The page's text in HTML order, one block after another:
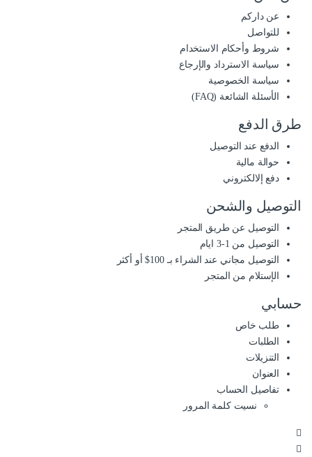
عن داركم
للتواصل
شروط وأحكام الاستخدام
سياسة الاسترداد والإرجاع
سياسة الخصوصية
الأسئلة الشائعة (FAQ)
طرق الدفع
الدفع عند التوصيل
حوالة مالية
دفع إلالكتروني
التوصيل والشحن
التوصيل عن طريق المتجر
التوصيل من 1-3 ايام
التوصيل مجاني عند الشراء بـ 100$ أو أكثر
الإستلام من المتجر
حسابي
طلب خاص
الطلبات
التنزيلات
العنوان
تفاصيل الحساب
نسيت كلمة المرور